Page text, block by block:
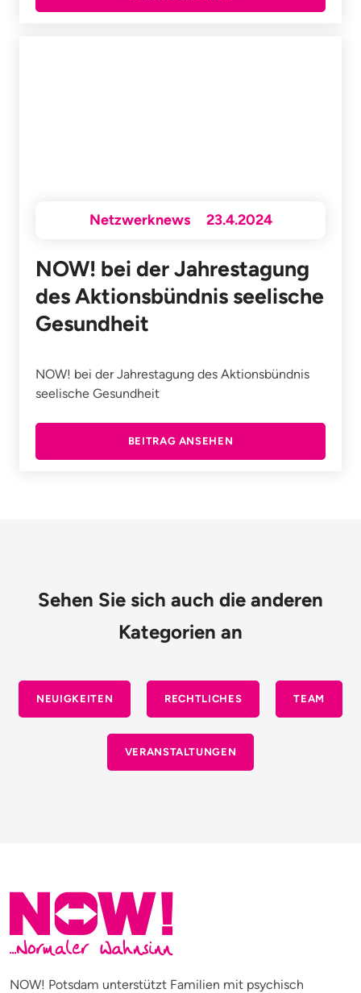
Netzwerknews 23.4.2024
NOW! bei der Jahrestagung
des Aktionsbündnis seelische
Gesundheit
NOW! bei der Jahrestagung des Aktionsbündnis
seelische Gesundheit
BEITRAG ANSEHEN
Sehen Sie sich auch die anderen
Kategorien an
NEUIGKEITEN RECHTLICHES TEAM
VERANSTALTUNGEN
NOW! Potsdam unterstützt Familien mit psychisch